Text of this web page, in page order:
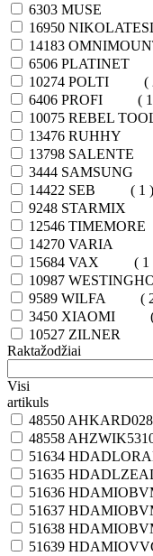
6303 MUSE
16950
14183
6506 PLATINET
10274 POLTI
(
6406 PROFI
(
10075 REBEL
13476 RUHHY
13798 SALENTE
3444 SAMSUNG
14422 SEB
( 1 )
9248 STARMIX
12546 TIMEMORE
14270 VARIA
15684 VAX
( 1
10987
9589 WILFA
(
3450 XIAOMI
10527 ZILNER
Raktažodžiai
Visi
artikuls
48550
48558
51634
51635
51636
51637
51638
51639